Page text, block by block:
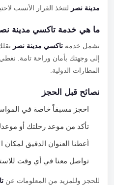
مدينة نصرلتتخذ القرار الأنسب
ما هي خدمة تاكسي مدينة
تشمل خدمةتاكسي مدينة نصرنقلك
إلى وجهتك بأمان وراحة تامة.
المطارات الدولية.
نصائح قبل الحجز
احجز مسبقاً خاصة في المواسم
تأكد من موعد رحلتك أو موعدك
أعطنا العنوان الدقيق لمكان
تواصل معنا في أي وقت
للحجز وللمزيد من المعلومات عن